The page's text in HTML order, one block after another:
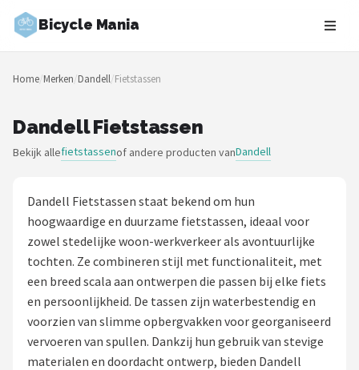
Bicycle Mania
Zoeken
NAVIGATIE
Merken
Fietsroutes
Kinderfietsen
Stadsfietsen
Elektrische fietsen
Home/Merken/Dandell/Fietstassen
Dandell Fietstassen
Bekijk allefietstassenof andere producten vanDandell
Dandell Fietstassen staat bekend om hun
hoogwaardige en duurzame fietstassen, ideaal voor
zowel stedelijke woon-werkverkeer als avontuurlijke
tochten. Ze combineren stijl met functionaliteit, met
een breed scala aan ontwerpen die passen bij elke fiets
en persoonlijkheid. De tassen zijn waterbestendig en
voorzien van slimme opbergvakken voor georganiseerd
vervoeren van spullen. Dankzij hun gebruik van stevige
materialen en doordacht ontwerp, bieden Dandell